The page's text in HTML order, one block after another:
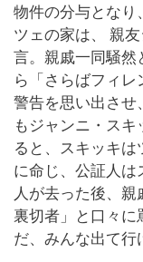
物件の分与となり
ツェの家は、 親
言。親戚一同騒然
ら「さらばフィ
警告を思い出させ
もジャンニ・ス
ると、スキッキは
に命じ、公証人
人が去った後、親
裏切者」と口々
だ、みんな出て行